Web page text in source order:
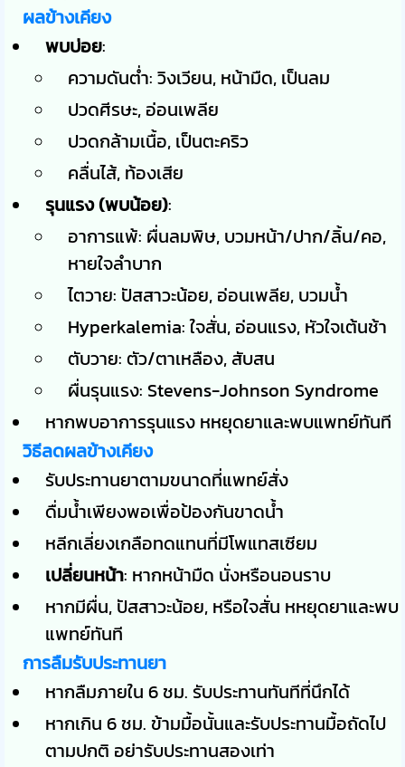
ผลข้างเคียง
พบบ่อย:
ความดันต่ำ: วิงเวียน, หน้ามืด, เป็นลม
ปวดศีรษะ, อ่อนเพลีย
ปวดกล้ามเนื้อ, เป็นตะคริว
คลื่นไส้, ท้องเสีย
รุนแรง (พบน้อย):
อาการแพ้: ผื่นลมพิษ, บวมหน้า/ปาก/ลิ้น/คอ,
หายใจลำบาก
ไตวาย: ปัสสาวะน้อย, อ่อนเพลีย, บวมน้ำ
Hyperkalemia: ใจสั่น, อ่อนแรง, หัวใจเต้นช้า
ตับวาย: ตัว/ตาเหลือง, สับสน
ผื่นรุนแรง: Stevens-Johnson Syndrome
หากพบอาการรุนแรง หหยุดยาและพบแพทย์ทันที
วิธีลดผลข้างเคียง
รับประทานยาตามขนาดที่แพทย์สั่ง
ดื่มน้ำเพียงพอเพื่อป้องกันขาดน้ำ
หลีกเลี่ยงเกลือทดแทนที่มีโพแทสเซียม
เปลี่ยนหน้า: หากหน้ามืด นั่งหรือนอนราบ
หากมีผื่น, ปัสสาวะน้อย, หรือใจสั่น หหยุดยาและพบ
แพทย์ทันที
การลืมรับประทานยา
หากลืมภายใน 6 ชม. รับประทานทันทีที่นึกได้
หากเกิน 6 ชม. ข้ามมื้อนั้นและรับประทานมื้อถัดไป
ตามปกติ อย่ารับประทานสองเท่า